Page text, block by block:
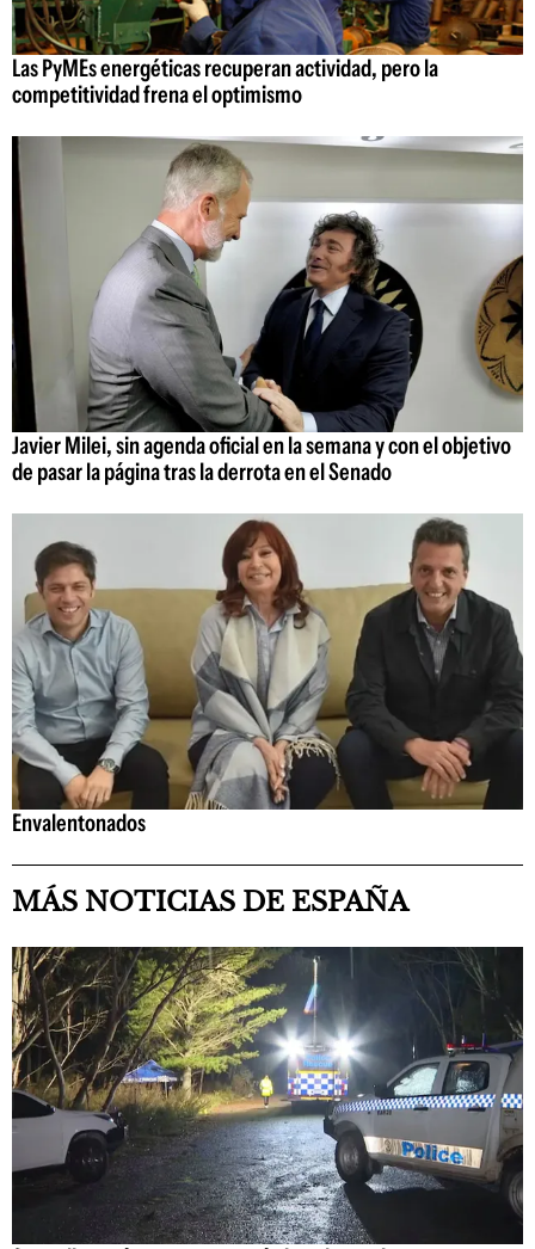
Las PyMEs energéticas recuperan actividad, pero la
competitividad frena el optimismo
Javier Milei, sin agenda oficial en la semana y con el objetivo
de pasar la página tras la derrota en el Senado
Envalentonados
MÁS NOTICIAS DE ESPAÑA